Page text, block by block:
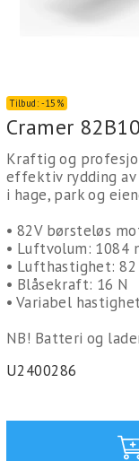
Tilbud: -15%
Cramer
Kraftig og
effektiv rydding av
i hage, park og
• 82V børsteløs
• Luftvolum: 1084
• Lufthastighet: 82
• Blåsekraft: 16 N
• Variabel
NB! Batteri og
U2400286